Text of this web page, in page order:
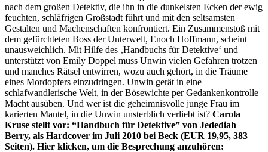
nach dem großen Detektiv, die ihn in die dunkelsten Ecken der ewig
feuchten, schläfrigen Großstadt führt und mit den seltsamsten
Gestalten und Machenschaften konfrontiert. Ein Zusammenstoß mit
dem gefürchteten Boss der Unterwelt, Enoch Hoffmann, scheint
unausweichlich. Mit Hilfe des ‚Handbuchs für Detektive‘ und
unterstützt von Emily Doppel muss Unwin vielen Gefahren trotzen
und manches Rätsel entwirren, wozu auch gehört, in die Träume
eines Mordopfers einzudringen. Unwin gerät in eine
schlafwandlerische Welt, in der Bösewichte per Gedankenkontrolle
Macht ausüben. Und wer ist die geheimnisvolle junge Frau im
karierten Mantel, in die Unwin unsterblich verliebt ist? Carola
Kruse stellt vor: “Handbuch für Detektive” von Jedediah
Berry, als Hardcover im Juli 2010 bei Beck (EUR 19,95, 383
Seiten). Hier klicken, um die Besprechung anzuhören: